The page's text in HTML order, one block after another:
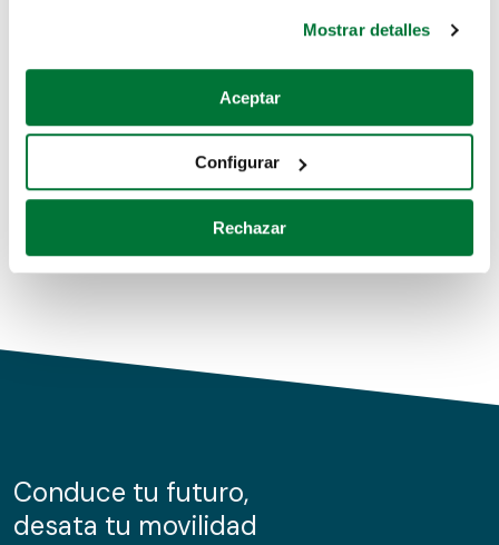
Si lo permite, también quisiéramos:
Recopilar información sobre su ubicación geográfica
Identificar su dispositivo analizándolo activamente
para buscar características específicas (huellas
Obtenga más información sobre cómo se procesan sus
de cookies.
información sobre el uso que haga del sitio web con
nuestros partners de redes sociales, publicidad y análisis
Mostrar detalles
Aceptar
Configurar
Rechazar
Coches de segunda mano
Coches de km0
Conduce tu futuro,
desata tu movilidad